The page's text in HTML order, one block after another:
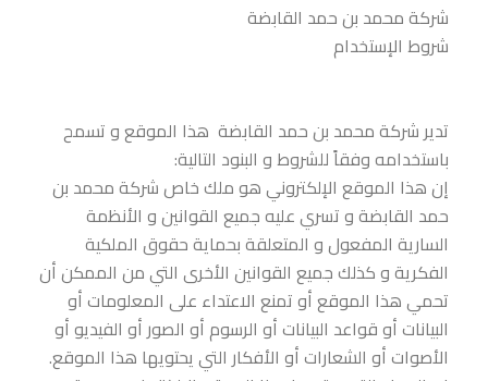
شركة محمد بن حمد القابضة
شروط الإستخدام
تدير شركة محمد بن حمد القابضة هذا الموقع و تسمح
باستخدامه وفقاً للشروط و البنود التالية:
إن هذا الموقع الإلكتروني هو ملك خاص شركة محمد بن
حمد القابضة و تسري عليه جميع القوانين و الأنظمة
السارية المفعول و المتعلقة بحماية حقوق الملكية
الفكرية و كذلك جميع القوانين الأخرى التي من الممكن أن
تحمي هذا الموقع أو تمنع الاعتداء على المعلومات أو
البيانات أو قواعد البيانات أو الرسوم أو الصور أو الفيديو أو
الأصوات أو الشعارات أو الأفكار التي يحتويها هذا الموقع.